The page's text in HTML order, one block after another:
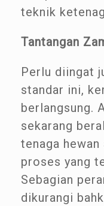
teknik
Tantangan
Perlu diingat
standar ini,
berlangsung.
sekarang
tenaga hewan
proses yang
Sebagian
dikurangi